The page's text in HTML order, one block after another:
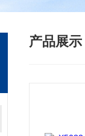
产品展示